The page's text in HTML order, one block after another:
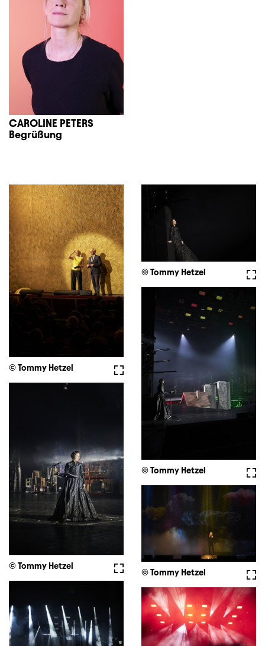
CAROLINE PETERS
Begrüßung
Vollbild
© Tommy Hetzel
© Tommy Hetzel
© Tommy Hetzel
Vollbild
© Tommy Hetzel
© Tommy Hetzel